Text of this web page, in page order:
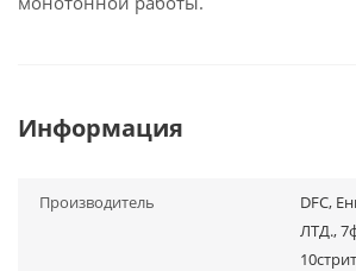
Информация
Производитель
DFC,
ЛТД.,